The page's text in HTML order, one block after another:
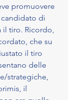
promuovere
di
il tiro. Ricordo,
che su
il tiro
delle
strategiche,
il